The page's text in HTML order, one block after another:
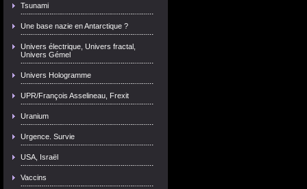
Tsunami
Une base nazie en Antarctique ?
Univers électrique, Univers fractal,
Univers Gémel
Univers Hologramme
UPR/François Asselineau, Frexit
Uranium
Urgence. Survie
USA, Israël
Vaccins